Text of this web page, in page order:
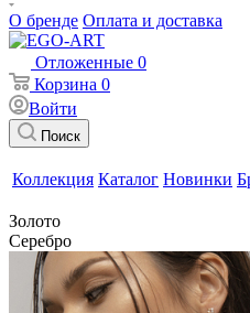
О бренде Оплата и доставка
Отложенные 0
Корзина 0
Войти
Поиск
Коллекция Каталог Новинки
Золото
Серебро